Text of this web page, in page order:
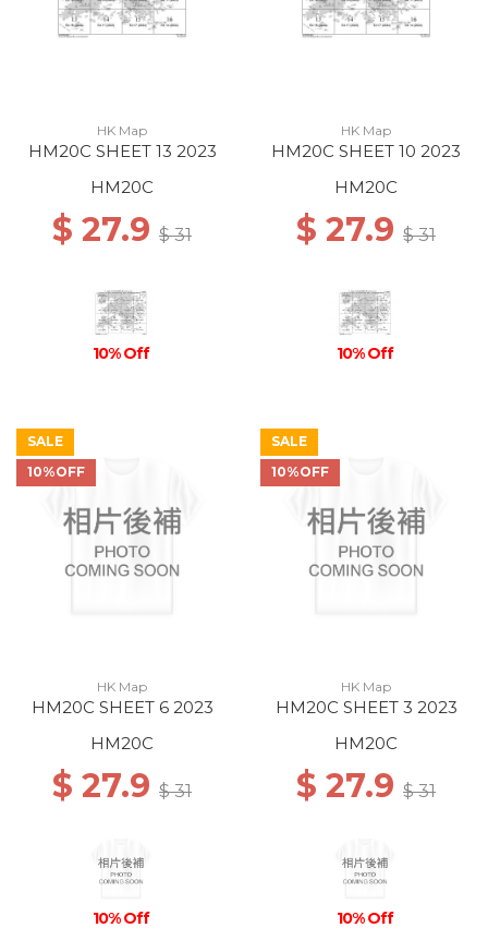
HK Map
HM20C SHEET 13 2023
HM20C
$ 27.9 $ 31
10% Off
HK Map
HM20C SHEET 10 2023
HM20C
$ 27.9 $ 31
10% Off
SALE
10%OFF
HK Map
HM20C SHEET 6 2023
HM20C
$ 27.9 $ 31
10% Off
SALE
10%OFF
HK Map
HM20C SHEET 3 2023
HM20C
$ 27.9 $ 31
10% Off